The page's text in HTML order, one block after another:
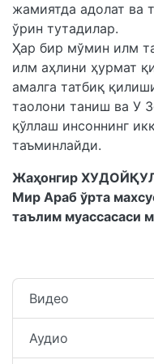
жамиятда адолат ва
ўрин тутадилар.
Ҳар бир мўмин илм
илм аҳлини ҳурмат
амалга татбиқ
таолони таниш ва У
қўллаш инсоннинг
таъминлайди.
Жаҳонгир
Мир Араб ўрта
таълим муассасаси
Видео
Аудио